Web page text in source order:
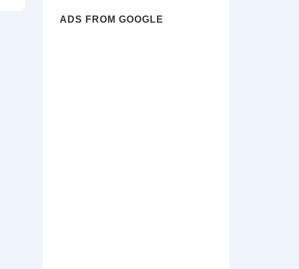
ADS FROM GOOGLE